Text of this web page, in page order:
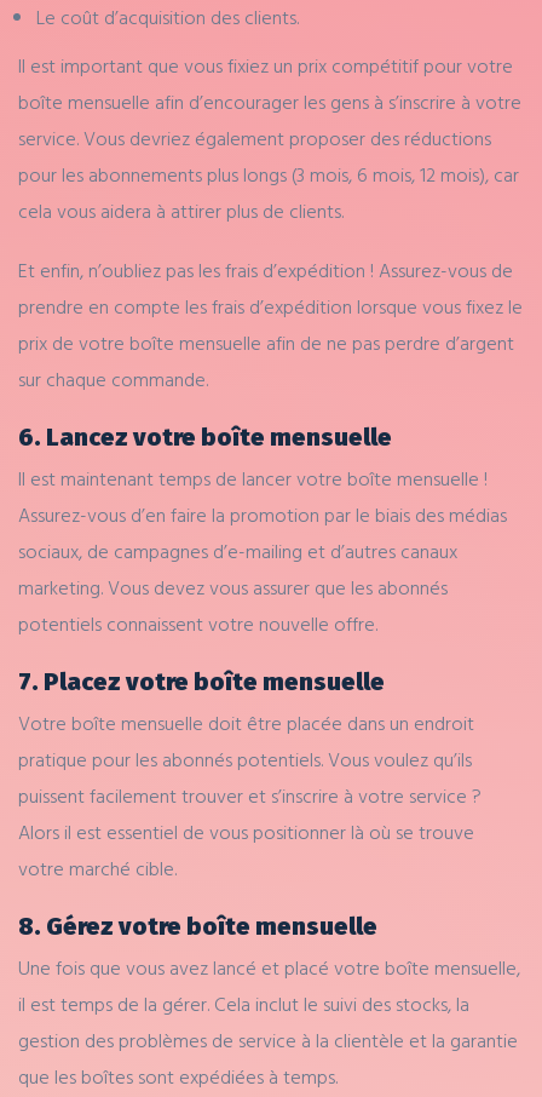
Le coût d’acquisition des clients.
Il est important que vous fixiez un prix compétitif pour votre
boîte mensuelle afin d’encourager les gens à s’inscrire à votre
service. Vous devriez également proposer des réductions
pour les abonnements plus longs (3 mois, 6 mois, 12 mois), car
cela vous aidera à attirer plus de clients.
Et enfin, n’oubliez pas les frais d’expédition ! Assurez-vous de
prendre en compte les frais d’expédition lorsque vous fixez le
prix de votre boîte mensuelle afin de ne pas perdre d’argent
sur chaque commande.
6. Lancez votre boîte mensuelle
Il est maintenant temps de lancer votre boîte mensuelle !
Assurez-vous d’en faire la promotion par le biais des médias
sociaux, de campagnes d’e-mailing et d’autres canaux
marketing. Vous devez vous assurer que les abonnés
potentiels connaissent votre nouvelle offre.
7. Placez votre boîte mensuelle
Votre boîte mensuelle doit être placée dans un endroit
pratique pour les abonnés potentiels. Vous voulez qu’ils
puissent facilement trouver et s’inscrire à votre service ?
Alors il est essentiel de vous positionner là où se trouve
votre marché cible.
8. Gérez votre boîte mensuelle
Une fois que vous avez lancé et placé votre boîte mensuelle,
il est temps de la gérer. Cela inclut le suivi des stocks, la
gestion des problèmes de service à la clientèle et la garantie
que les boîtes sont expédiées à temps.